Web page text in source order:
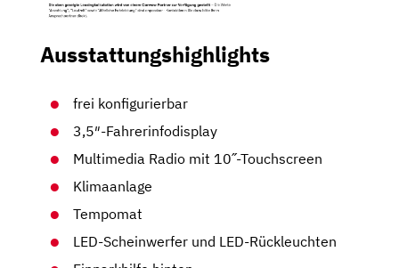
Ausstattungshighlights
frei konfigurierbar
3,5″-Fahrerinfodisplay
Multimedia Radio mit 10˝-Touchscreen
Klimaanlage
Tempomat
LED-Scheinwerfer und LED-Rückleuchten